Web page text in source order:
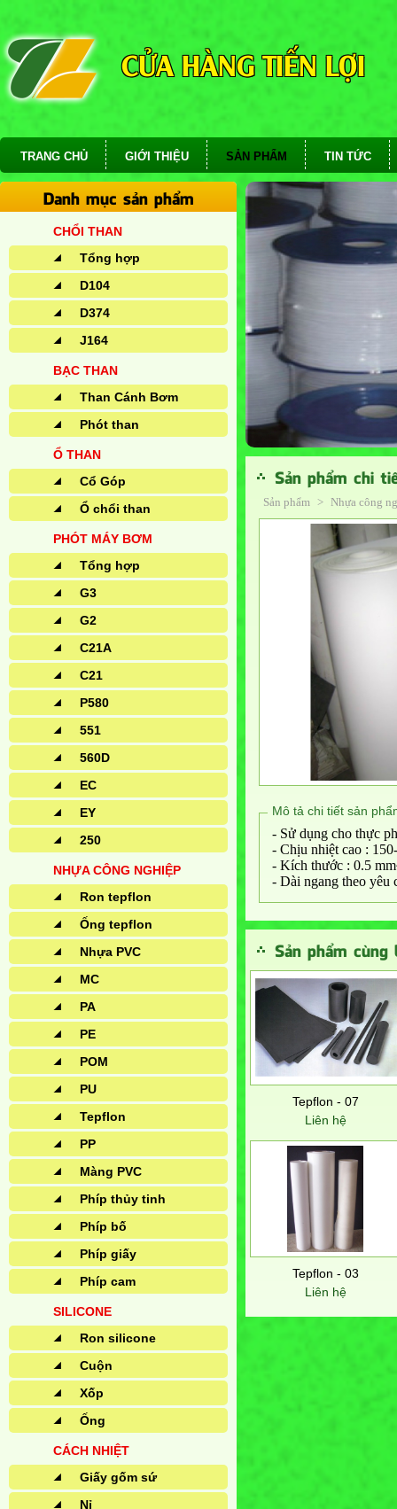
CỬA HÀNG TIẾN LỢI
TRANG CHỦ GIỚI THIỆU SẢN PHẨM TIN TỨC
Danh mục sản phẩm
CHỔI THAN
Tổng hợp
D104
D374
J164
BẠC THAN
Than Cánh Bơm
Phót than
Ổ THAN
Cổ Góp
Ổ chổi than
PHÓT MÁY BƠM
Tổng hợp
G3
G2
C21A
C21
P580
551
560D
EC
EY
250
NHỰA CÔNG NGHIỆP
Ron tepflon
Ống tepflon
Nhựa PVC
MC
PA
PE
POM
PU
Tepflon
PP
Màng PVC
Phíp thủy tinh
Phíp bố
Phíp giấy
Phíp cam
SILICONE
Ron silicone
Cuộn
Xốp
Ống
CÁCH NHIỆT
Giấy gốm sứ
Nỉ
Sản phẩm chi
Sản phẩm > Nhựa công
Mô tả chi tiết sản
- Sử dụng cho thực
- Chịu nhiệt cao :
- Kích thước : 0.5
- Dài ngang theo yêu
Sản phẩm cùng
Tepflon - 07
Liên hệ
Tepflon - 03
Liên hệ